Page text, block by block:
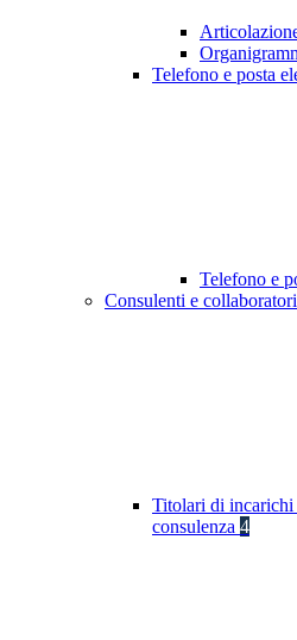
Telefono e posta
Telefono e
Consulenti e collaboratori
Titolari di
consulenza 4